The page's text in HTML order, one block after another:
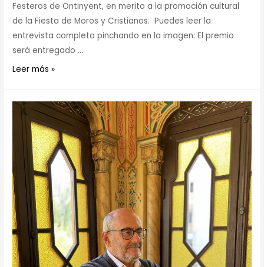
Festeros de Ontinyent, en merito a la promoción cultural
de la Fiesta de Moros y Cristianos. Puedes leer la
entrevista completa pinchando en la imagen: El premio
será entregado …
Leer más »